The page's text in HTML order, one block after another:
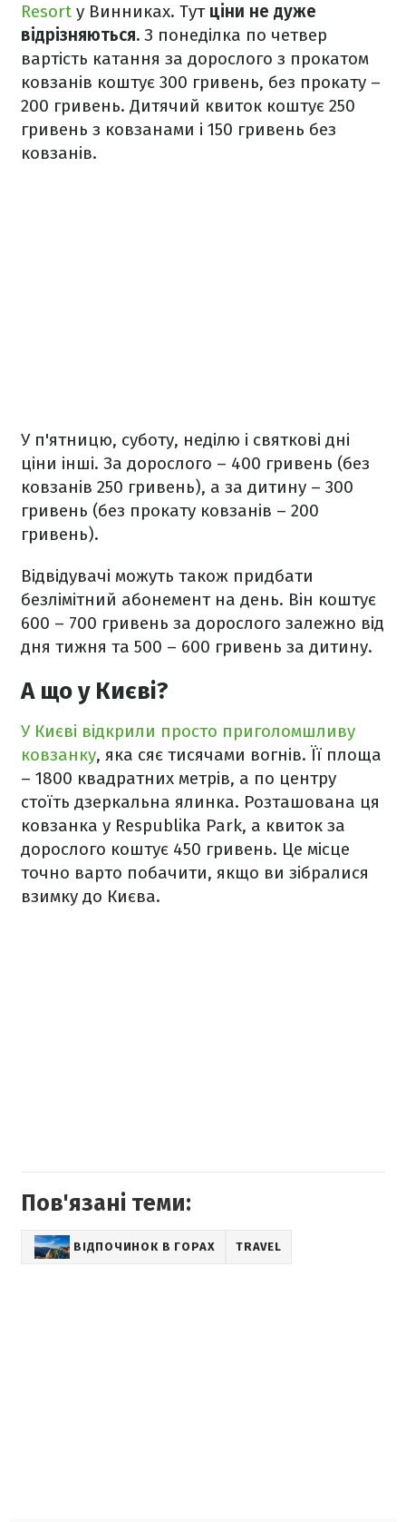
Resort у Винниках. Тут ціни не дуже
відрізняються. З понеділка по четвер
вартість катання за дорослого з прокатом
ковзанів коштує 300 гривень, без прокату –
200 гривень. Дитячий квиток коштує 250
гривень з ковзанами і 150 гривень без
ковзанів.
У п'ятницю, суботу, неділю і святкові дні
ціни інші. За дорослого – 400 гривень (без
ковзанів 250 гривень), а за дитину – 300
гривень (без прокату ковзанів – 200
гривень).
Відвідувачі можуть також придбати
безлімітний абонемент на день. Він коштує
600 – 700 гривень за дорослого залежно від
дня тижня та 500 – 600 гривень за дитину.
А що у Києві?
У Києві відкрили просто приголомшливу
ковзанку, яка сяє тисячами вогнів. Її площа
– 1800 квадратних метрів, а по центру
стоїть дзеркальна ялинка. Розташована ця
ковзанка у Respublika Park, а квиток за
дорослого коштує 450 гривень. Це місце
точно варто побачити, якщо ви зібралися
взимку до Києва.
Пов'язані теми:
ВІДПОЧИНОК В ГОРАХ TRAVEL